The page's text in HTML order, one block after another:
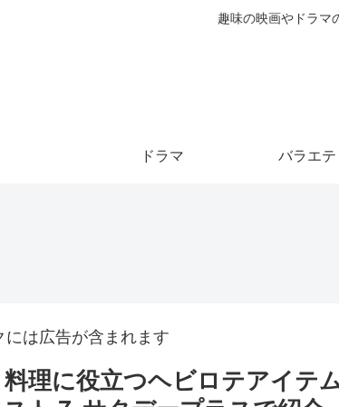
趣味の映画やドラマ
ドラマ バラエテ
は広告が含まれます
料理に役立つヘビロテアイテ